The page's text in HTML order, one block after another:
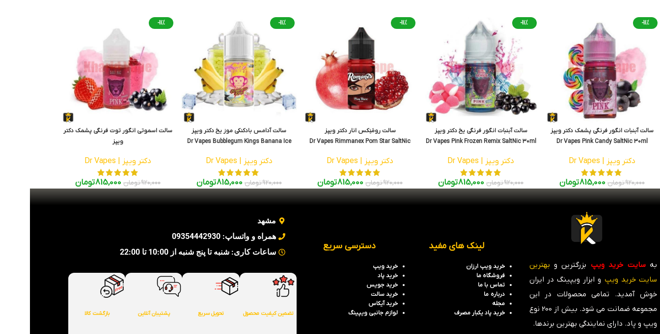
-11%
سالت آبنبات انگور فرنگی پشمک دکتر ویپز
Dr Vapes Pink Candy SaltNic 30ml
دکتر ویپز | Dr Vapes
920,000تومان 815,000تومان
-11%
سالت آبنبات انگور فرنگی یخ دکتر ویپز
Dr Vapes Pink Frozen Remix SaltNic 30ml
دکتر ویپز | Dr Vapes
920,000تومان 815,000تومان
-11%
سالت رومَنِکس انار دکتر ویپز
Dr Vapes Rimmanex Pom Star SaltNic
دکتر ویپز | Dr Vapes
920,000تومان 815,000تومان
-11%
سالت آدامس بادکنکی موز یخ دکتر ویپز
Dr Vapes Bubblegum Kings Banana Ice
دکتر ویپز | Dr Vapes
920,000تومان 815,000تومان
-11%
سالت اسموتی انگور توت فرنگی پشمک دکتر
ویپز
دکتر ویپز | Dr Vapes
920,000تومان 815,000تومان
بهسایت خرید ویپ بزرگترین و بهترین
سایت خرید ویپ و ابزار ویپینگ در ایران
خوش آمدید. تمامی محصولات در این
مجموعه ضمانت می شود. بیش از 200 نوع
ویپ و پاد. دارای نمایندگی بهترین برندها.
لینک های مفید
خرید ویپ ارزان
فروشگاه ما
تماس با ما
درباره ما
مجله
خرید پاد یکبار مصرف
دسترسی سریع
خریدویپ
خریدپاد
خرید جویس
خرید سالت
خرید آیکاس
لوازم جانبی ویپینگ
مشهد
همراه و واتساپ: 09354442930
ساعات کاری: شنبه تا پنج شنبه از 10:00 تا 22:00
تضمین کیفیت محصول تحویل سریع پشتیبان آنلاین بازگشت کالا